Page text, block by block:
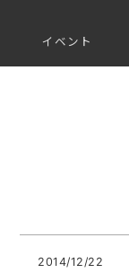
イベント
2014/12/22